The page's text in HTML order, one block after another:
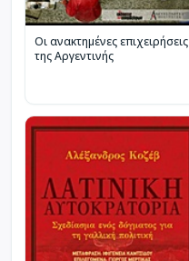
Οι ανακτημένες επιχειρήσεις
της Αργεντινής